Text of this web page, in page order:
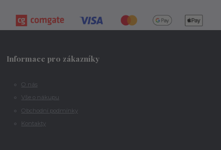
Informace pro zákazníky
O nás
Vše o nákupu
Obchodní podmínky
Kontakty